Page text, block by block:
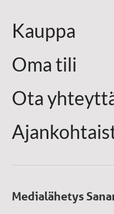
Kauppa
Oma tili
Ota
Medialähetys